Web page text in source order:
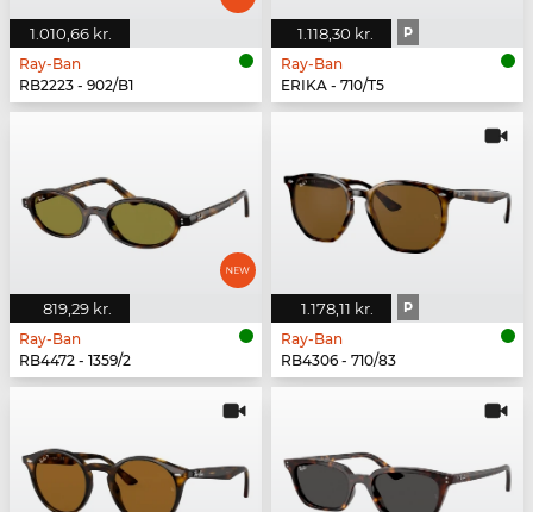
1.010,66 kr.
Ray-Ban
RB2223 - 902/B1
1.118,30 kr. P
Ray-Ban
ERIKA - 710/T5
819,29 kr.
Ray-Ban
RB4472 - 1359/2
1.178,11 kr. P
Ray-Ban
RB4306 - 710/83